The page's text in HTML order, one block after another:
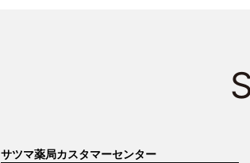
サツマ薬局カスタマーセンター